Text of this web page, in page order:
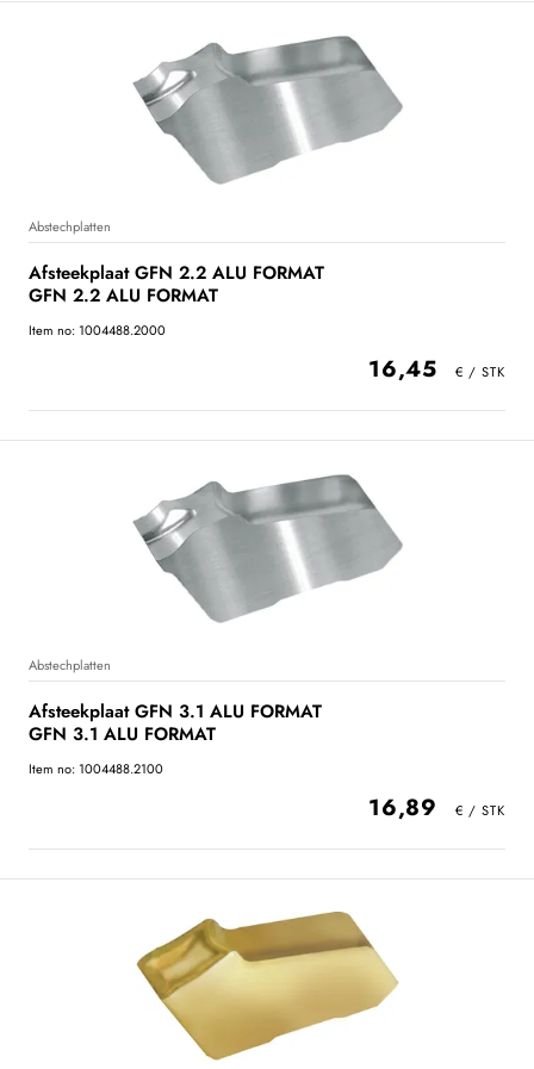
Abstechplatten
Afsteekplaat GFN 2.2 ALU FORMAT
GFN 2.2 ALU FORMAT
Item no: 1004488.2000
16,45
Abstechplatten
Afsteekplaat GFN 3.1 ALU FORMAT
GFN 3.1 ALU FORMAT
Item no: 1004488.2100
16,89